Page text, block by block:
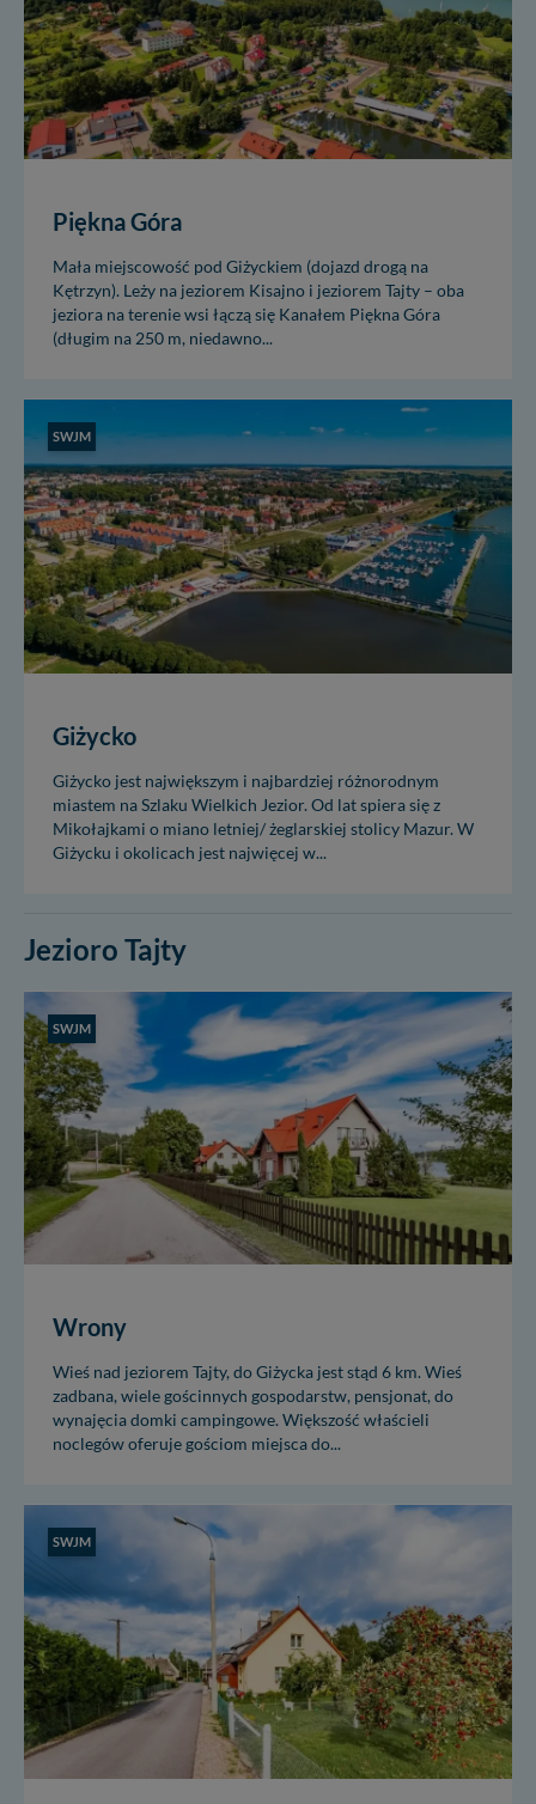
Piękna Góra
Mała miejscowość pod Giżyckiem (dojazd drogą na
Kętrzyn). Leży na jeziorem Kisajno i jeziorem Tajty – oba
jeziora na terenie wsi łączą się Kanałem Piękna Góra
(długim na 250 m, niedawno...
SWJM
Giżycko
Giżycko jest największym i najbardziej różnorodnym
miastem na Szlaku Wielkich Jezior. Od lat spiera się z
Mikołajkami o miano letniej/ żeglarskiej stolicy Mazur. W
Giżycku i okolicach jest najwięcej w...
Jezioro Tajty
SWJM
Wrony
Wieś nad jeziorem Tajty, do Giżycka jest stąd 6 km. Wieś
zadbana, wiele gościnnych gospodarstw, pensjonat, do
wynajęcia domki campingowe. Większość właścieli
noclegów oferuje gościom miejsca do...
SWJM
nowo...